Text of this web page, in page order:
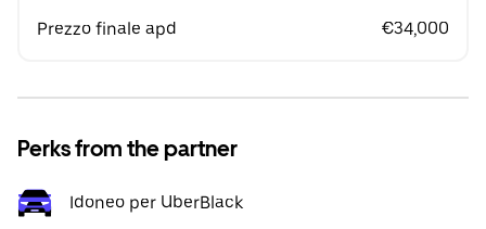
Prezzo finale apd €34,000
Perks from the partner
Idoneo per UberBlack